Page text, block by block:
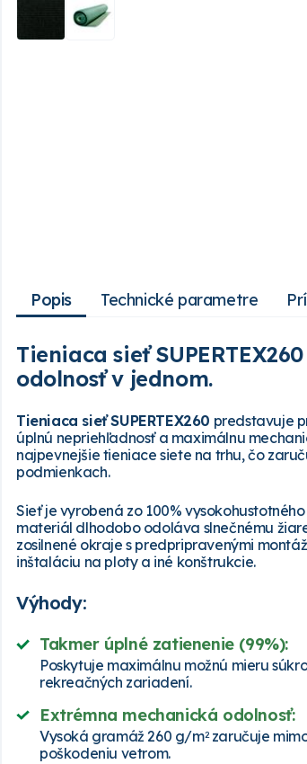
Popis
Tieniaca sieť
odolnosť v jednom.
Tieniaca sieť SUPERTEX260 predstavuje
úplnú nepriehľadnosť a maximálnu
najpevnejšie tieniace siete na trhu, čo
podmienkach.
Sieť je vyrobená zo 100%
materiál dlhodobo odoláva slnečnému
zosilnené okraje s predpripravenými
inštaláciu na ploty a iné konštrukcie.
Výhody:
Takmer úplné zatienenie (99%):
Poskytuje maximálnu možnú mieru
rekreačných zariadení.
Extrémna mechanická odolnosť:
Vysoká gramáž 260 g/m2zaručuje
poškodeniu vetrom.
Technické parametre